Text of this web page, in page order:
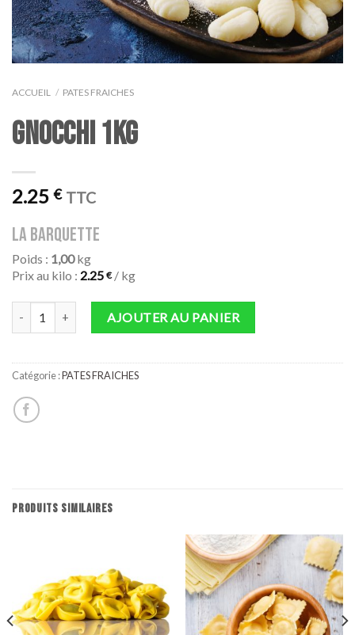
ACCUEIL / PATES FRAICHES
GNOCCHI 1KG
2.25 € TTC
la barquette
Poids : 1,00kg
Prix au kilo : 2.25 €/ kg
quantité de GNOCCHI 1KGAJOUTER AU PANIER
Catégorie :PATES FRAICHES
PRODUITS SIMILAIRES